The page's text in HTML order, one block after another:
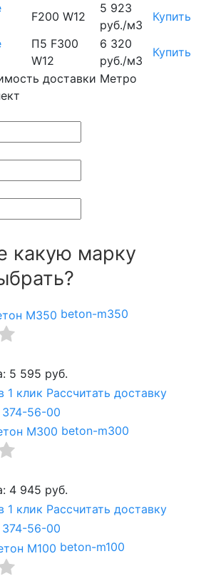
F200 W12
5 923
руб./м3
Купить
П5 F300
W12
6 320
руб./м3
Купить
доставки Метро
какую марку
beton-m350
5 595 руб.
1 клик Рассчитать доставку
56-00
beton-m300
4 945 руб.
1 клик Рассчитать доставку
56-00
beton-m100